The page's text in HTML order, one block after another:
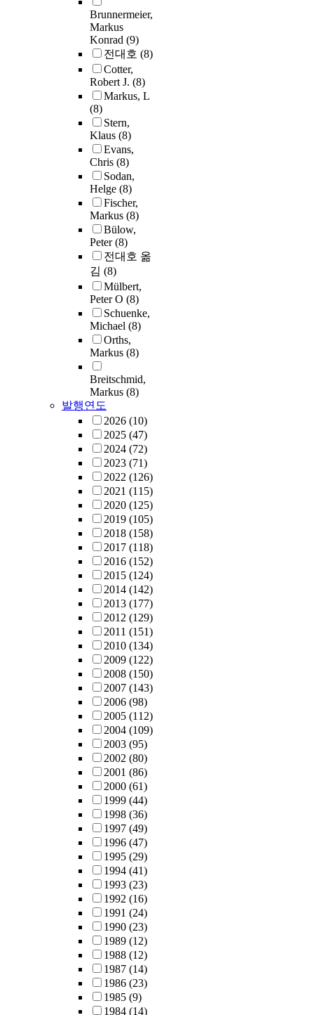
Brunnermeier,
Markus
Konrad (9)
전대호 (8)
Cotter,
Robert J. (8)
Markus, L
(8)
Stern,
Klaus (8)
Evans,
Chris (8)
Sodan,
Helge (8)
Fischer,
Markus (8)
Bülow,
Peter(8)
전대호 옮
김 (8)
Mülbert,
Peter O (8)
Schuenke,
Michael (8)
Orths,
Markus (8)
Breitschmid,
Markus (8)
발행연도
2026 (10)
2025 (47)
2024 (72)
2023 (71)
2022 (126)
2021 (115)
2020 (125)
2019 (105)
2018 (158)
2017 (118)
2016 (152)
2015 (124)
2014 (142)
2013 (177)
2012 (129)
2011 (151)
2010 (134)
2009 (122)
2008 (150)
2007 (143)
2006 (98)
2005 (112)
2004 (109)
2003 (95)
2002 (80)
2001 (86)
2000 (61)
1999 (44)
1998 (36)
1997 (49)
1996 (47)
1995 (29)
1994 (41)
1993 (23)
1992 (16)
1991 (24)
1990 (23)
1989 (12)
1988 (12)
1987 (14)
1986 (23)
1985 (9)
1984 (14)